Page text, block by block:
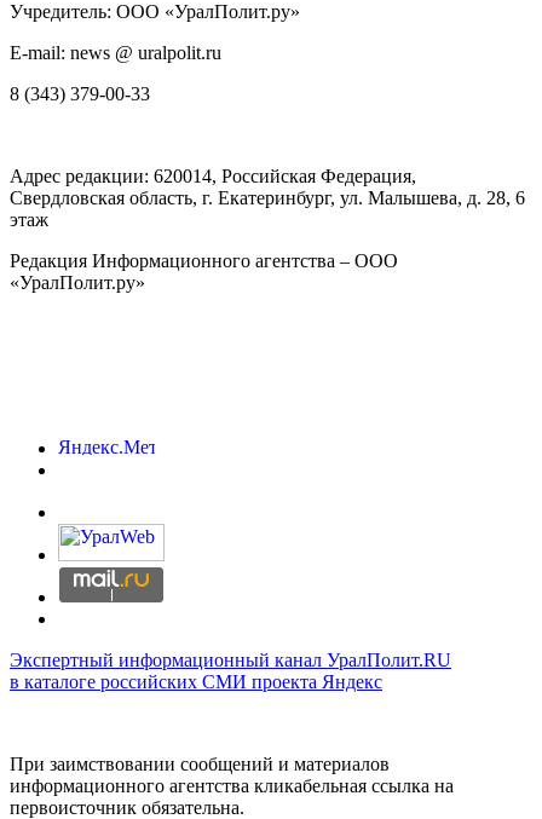
Учредитель: ООО «УралПолит.ру»
E-mail: news @ uralpolit.ru
8 (343) 379-00-33
Адрес редакции: 620014, Российская Федерация,
Свердловская область, г. Екатеринбург, ул. Малышева, д. 28, 6
этаж
Редакция Информационного агентства – ООО
«УралПолит.ру»
Экспертный информационный канал УралПолит.RU
в каталоге российских СМИ проекта Яндекс
При заимствовании сообщений и материалов
информационного агентства кликабельная ссылка на
первоисточник обязательна.